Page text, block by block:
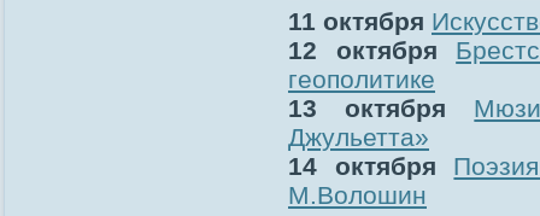
11 октября
12 октября
геополитике
13 октября
Джульетта»
14 октября
М.Волошин